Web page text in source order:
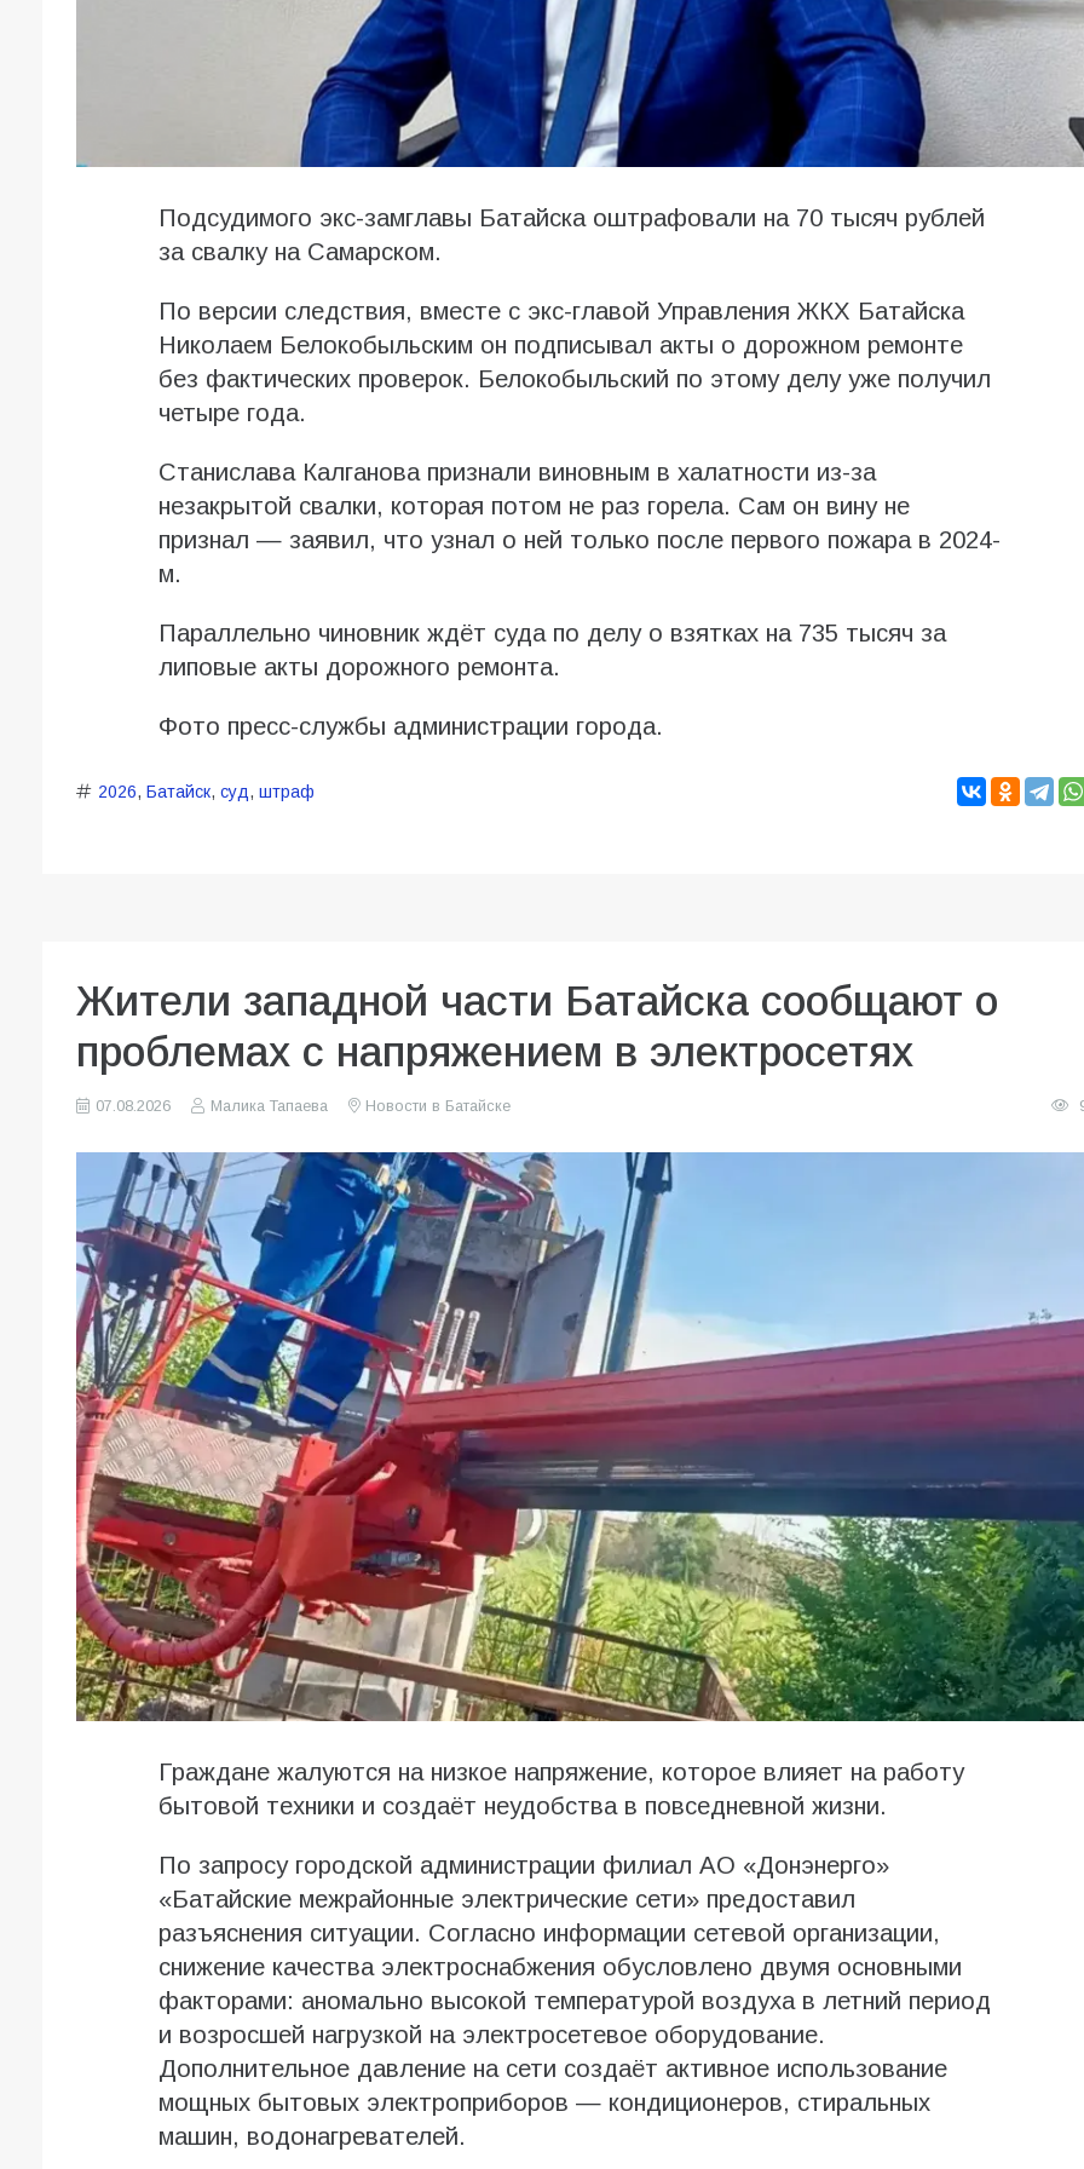
Подсудимого экс-замглавы Батайска оштрафовали на 70 тысяч рублей
за свалку на Самарском.
По версии следствия, вместе с экс-главой Управления ЖКХ Батайска
Николаем Белокобыльским он подписывал акты о дорожном ремонте
без фактических проверок. Белокобыльский по этому делу уже получил
четыре года.
Станислава Калганова признали виновным в халатности из-за
незакрытой свалки, которая потом не раз горела. Сам он вину не
признал — заявил, что узнал о ней только после первого пожара в 2024-
м.
Параллельно чиновник ждёт суда по делу о взятках на 735 тысяч за
липовые акты дорожного ремонта.
Фото пресс-службы администрации города.
2026, Батайск, суд, штраф
Жители западной части Батайска сообщают о
проблемах с напряжением в электросетях
07.08.2026 Малика Тапаева Новости в Батайске
Граждане жалуются на низкое напряжение, которое влияет на работу
бытовой техники и создаёт неудобства в повседневной жизни.
По запросу городской администрации филиал АО «Донэнерго»
«Батайские межрайонные электрические сети» предоставил
разъяснения ситуации. Согласно информации сетевой организации,
снижение качества электроснабжения обусловлено двумя основными
факторами: аномально высокой температурой воздуха в летний период
и возросшей нагрузкой на электросетевое оборудование.
Дополнительное давление на сети создаёт активное использование
мощных бытовых электроприборов — кондиционеров, стиральных
машин, водонагревателей.